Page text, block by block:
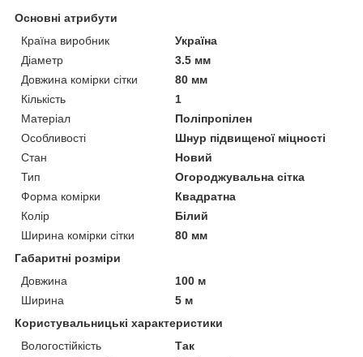
Основні атрибути
Країна виробник
Україна
Діаметр
3.5 мм
Довжина комірки сітки
80 мм
Кількість
1
Матеріал
Поліпропілен
Особливості
Шнур підвищеної міцності
Стан
Новий
Тип
Огороджувальна сітка
Форма комірки
Квадратна
Колір
Білий
Ширина комірки сітки
80 мм
Габаритні розміри
Довжина
100 м
Ширина
5 м
Користувальницькі характеристики
Вологостійкість
Так